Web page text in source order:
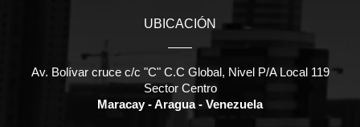
UBICACIÓN
Av. Bolívar cruce c/c "C" C.C Global, Nivel P/A Local 119
Sector Centro
Maracay - Aragua - Venezuela